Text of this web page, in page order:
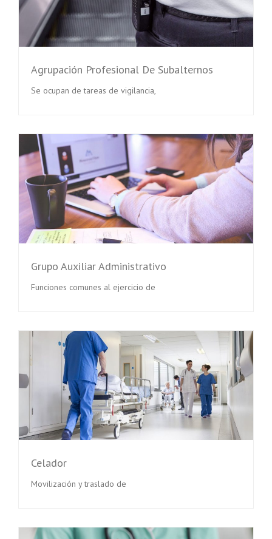
Agrupación Profesional De Subalternos
Se ocupan de tareas de vigilancia,
Grupo Auxiliar Administrativo
Funciones comunes al ejercicio de
Celador
Movilización y traslado de